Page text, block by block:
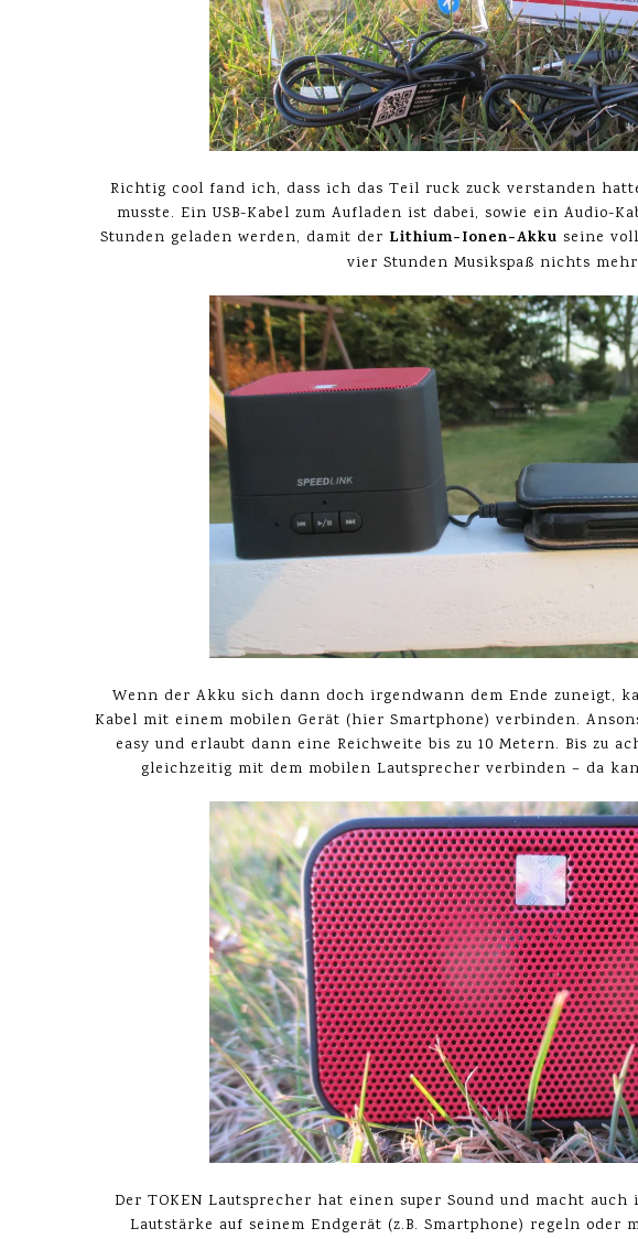
Richtig cool fand ich, dass ich das Teil ruck zuck verstanden
musste. Ein USB-Kabel zum Aufladen ist dabei, sowie ein Audio-
Stunden geladen werden, damit der Lithium-Ionen-Akku seine
vier Stunden Musikspaß nichts
Wenn der Akku sich dann doch irgendwann dem Ende zuneigt,
Kabel mit einem mobilen Gerät (hier Smartphone) verbinden.
easy und erlaubt dann eine Reichweite bis zu 10 Metern. Bis zu
gleichzeitig mit dem mobilen Lautsprecher verbinden – da
Der TOKEN Lautsprecher hat einen super Sound und macht
Lautstärke auf seinem Endgerät (z.B. Smartphone) regeln oder